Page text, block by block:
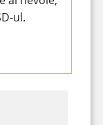
ul.